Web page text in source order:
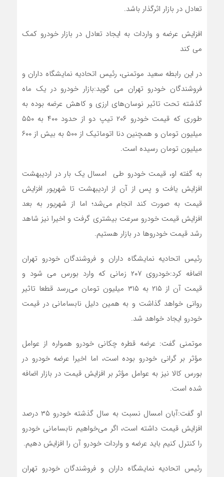
تعادل در بازار اثرگذار باشد.
افزایش عرضه و واردات به ایجاد تعادل در بازار خودرو کمک
می کند
در این رابطه سعید موتمنی، رئیس اتحادیه نمایشگاه داران و
فروشندگان خودرو تهران می گوید:بازار خودرو در یک ماه
گذشته تحت تاثیر نوسان‌های ارزی و کاهش عرضه بوده به
طوری که قیمت خودرو ۲۰۶ تیپ دو از حدود ۴۰۰ به ۵۵۰
میلیون تومان و همچنین دنا اتوماتیک از ۵۰۰ به بیش از ۶۰۰
میلیون تومان رسیده است.
به گفته او، قیمت خودرو طی امسال یک بار در اردیبهشت
افزایش یافت و پس از آن از اردیبهشت تا شهریور افزایش
قیمت به صورت کند انجام می‌شد؛ اما از شهریور به بعد
افزایش قیمت خودرو سرعت بیشتری گرفت و اخیرا نیز شاهد
رشد قیمت خودرو‌ها در بازار هستیم.
رئیس اتحادیه نمایشگاه داران و فروشندگان خودرو تهران
اضافه کرد:خودروی ۲۰۷ زمانی که وارد بورس می شود و
قیمت آن از ۲۱۵ به ۳۱۵ میلیون تومان می‌رسد قطعا تاثیر
روانی خواهد گذاشت و به همین دلیل نابسامانی در قیمت
خودرو ایجاد خواهد شد.
موتمنی گفت: عرضه قطره چکانی خودرو همواره از عوامل
مؤثر بر گرانی خودرو بوده است، اما اخیرا عرضه خودرو در
بورس کالا نیز به عوامل مؤثر بر افزایش قیمت در بازار اضافه
شده است.
او گفت:آبان امسال نسبت به سال گذشته خودرو ۳۵ درصد
افزایش قیمت داشته است، اگر می‌خواهیم نابسامانی خودرو
را کنترل کنیم باید عرضه و واردات خودرو آن را افزایش دهیم.
رئیس اتحادیه نمایشگاه داران و فروشندگان خودرو تهران